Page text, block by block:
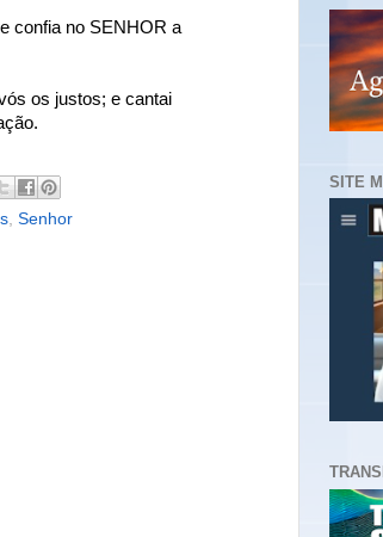
confia no SENHOR a
os justos; e cantai
Senhor
SITE